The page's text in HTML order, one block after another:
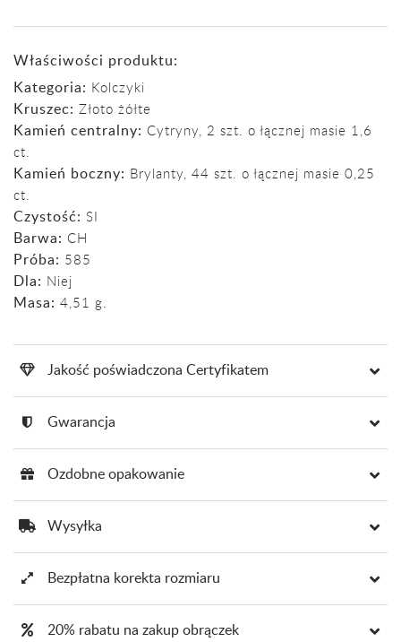
Właściwości produktu:
Kategoria: Kolczyki
Kruszec: Złoto żółte
Kamień centralny: Cytryny, 2 szt. o łącznej masie 1,6
ct.
Kamień boczny: Brylanty, 44 szt. o łącznej masie 0,25
ct.
Czystość: SI
Barwa: CH
Próba: 585
Dla: Niej
Masa: 4,51 g.
Jakość poświadczona Certyfikatem
Gwarancja
Ozdobne opakowanie
Wysyłka
Bezpłatna korekta rozmiaru
20% rabatu na zakup obrączek